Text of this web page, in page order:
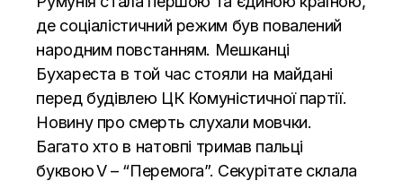
де соціалістичний режим був повалений
народним повстанням. Мешканці
Бухареста в той час стояли на майдані
перед будівлею ЦК Комуністичної партії.
Новину про смерть слухали мовчки.
Багато хто в натовпі тримав пальці
буквою V – “Перемога”. Секурітате склала